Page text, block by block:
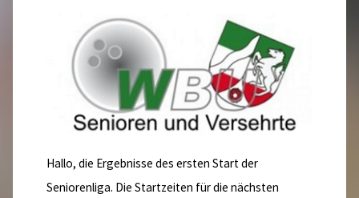
Hallo, die Ergebnisse des ersten Start der
Seniorenliga. Die Startzeiten für die nächsten